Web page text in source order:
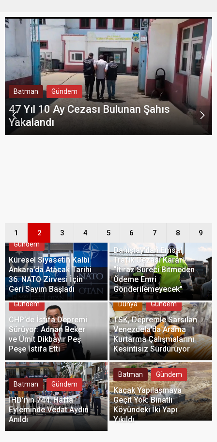
Batman Gündem
47 Yıl 10 Ay Cezası Bulunan Şahıs
Yakalandı
1 2 3 4 5 6 7 8 9
Gündem
Küresel Siyasetin Kalbi
Ankara’da Atacak Tarihi
36. NATO Zirvesi İçin
Geri Sayım Başladı
Gündem
Danıştay’dan Emsal
Trafik Cezası Kararı:
“İtiraz Süreci Bitmeden
Ödeme Emri
Gönderilemeyecek”
Gündem
CHP’de İstifa Depremi
Sürüyor: Adnan Beker
ve Ümit Dikbayır Peş
Peşe İstifa Etti
Dünya Gündem
TSK, Depremle Sarsılan
Venezuela’da Arama
Kurtarma Çalışmalarını
Kesintisiz Sürdürüyor
Batman Gündem
İHD’nin 744. Hafta
Eyleminde Vedat Aydın
Anıldı
Batman Gündem
Kaçak Yapılaşmaya
Geçit Yok: Binatlı
Köyündeki İki Yapı
Yıkıldı